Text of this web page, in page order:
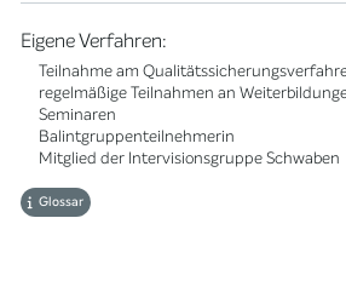
Eigene Verfahren:
Teilnahme am
regelmäßige Teilnahmen an
Seminaren
Balintgruppenteilnehmerin
Mitglied der Intervisionsgruppe Schwaben
Glossar